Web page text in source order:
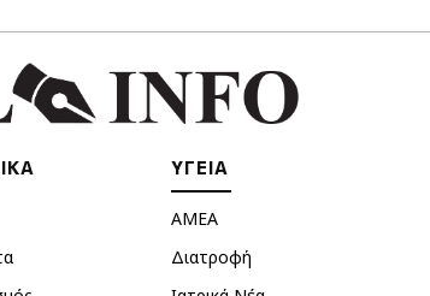
ΥΓΕΙΑ
ΑΜΕΑ
Διατροφή